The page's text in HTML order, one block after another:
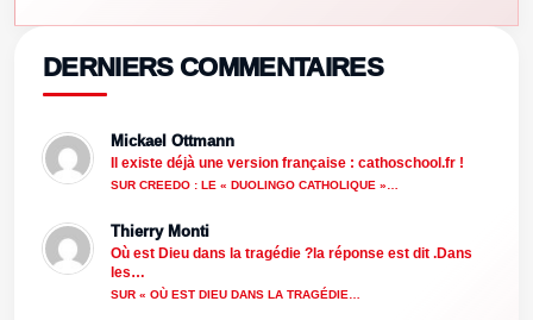
DERNIERS COMMENTAIRES
Mickael Ottmann
Il existe déjà une version française : cathoschool.fr !
SUR CREEDO : LE « DUOLINGO CATHOLIQUE »…
Thierry Monti
Où est Dieu dans la tragédie ?la réponse est dit .Dans
les…
SUR « OÙ EST DIEU DANS LA TRAGÉDIE…